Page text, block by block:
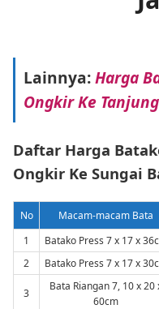
Lainnya:Harga
Ongkir Ke
Daftar Harga
Ongkir Ke Sungai
No Macam-macam Bata
1
Batako Press 7 x 17 x
2
Batako Press 7 x 17 x
3
Bata Riangan 7, 10 x 20
60cm